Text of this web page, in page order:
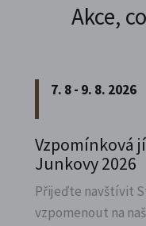
Akce,
7. 8 - 9. 8. 2026
Vzpomínková
Junkovy 2026
Přijeďte navštívit
vzpomenout na